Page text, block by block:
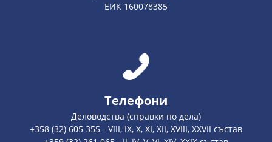
ЕИК 160078385
Телефони
Деловодства (справки по дела)
+358 (32) 605 355 - VIII, IX, X, XI, XII, XVIII, XXVII състав